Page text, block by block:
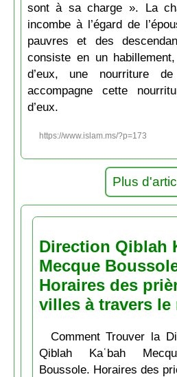
sont à sa charge ». La
incombe à l’égard de
pauvres et des
consiste en un
d’eux, une nourriture
accompagne cette
d’eux.
https://www.islam.ms/?p=173
Plus
Direction Qiblah
Mecque
Horaires des
villes à travers le
Comment Trouver la
Qiblah Kaʿbah
Boussole. Horaires des